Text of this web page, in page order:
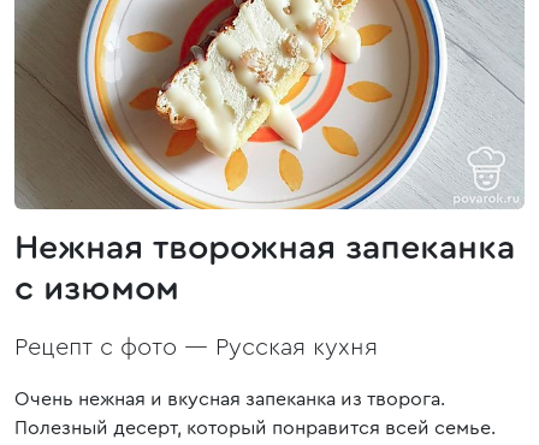
Нежная творожная запеканка
с изюмом
Рецепт с фото — Русская кухня
Очень нежная и вкусная запеканка из творога.
Полезный десерт, который понравится всей семье.